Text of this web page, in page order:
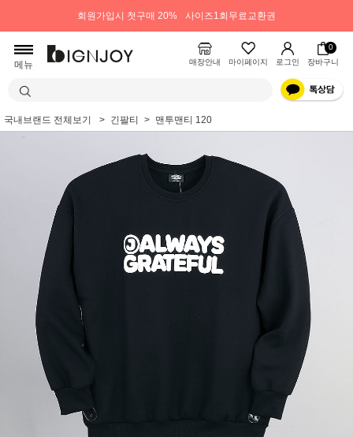
회원가입시 첫구매 20% 사이즈1회무료교환권
메뉴 매장안내 마이페이지 로그인
0
장바구니
국내브랜드 전체보기 긴팔티 맨투맨티 120